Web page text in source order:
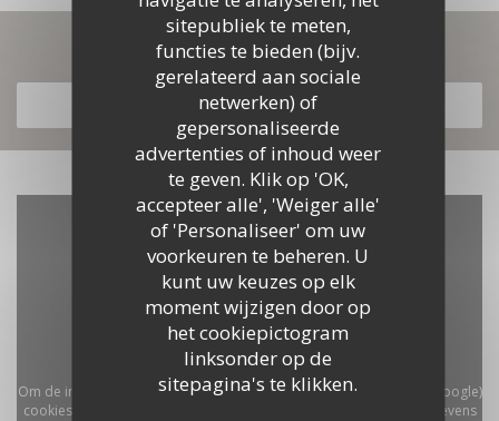
sitepubliek te meten,
functies te bieden (bijv.
gerelateerd aan sociale
netwerken) of
gepersonaliseerde
advertenties of inhoud weer
te geven. Klik op 'OK,
accepteer alle', 'Weiger alle'
of 'Personaliseer' om uw
voorkeuren te beheren. U
kunt uw keuzes op elk
moment wijzigen door op
het cookiepictogram
linksonder op de
sitepagina's te klikken.
Ontdek ons menu
ONTDEK ONS MENU
Om de interactieve Waze-kaart weer te geven, moet u Waze Map (Google)
cookies accepteren. Deze cookies kunnen navigatie- en locatiegegevens